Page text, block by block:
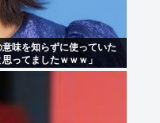
味を知らずに使っていた
ってましたｗｗｗ」